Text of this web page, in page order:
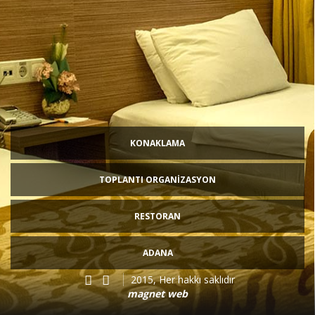
KONAKLAMA
TOPLANTI ORGANİZASYON
RESTORAN
ADANA
2015, Her hakkı saklıdır
magnet web